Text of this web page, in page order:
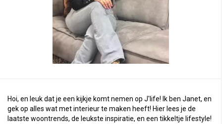
Hoi, en leuk dat je een kijkje komt nemen op J'life! Ik ben Janet, en
gek op alles wat met interieur te maken heeft! Hier lees je de
laatste woontrends, de leukste inspiratie, en een tikkeltje lifestyle!